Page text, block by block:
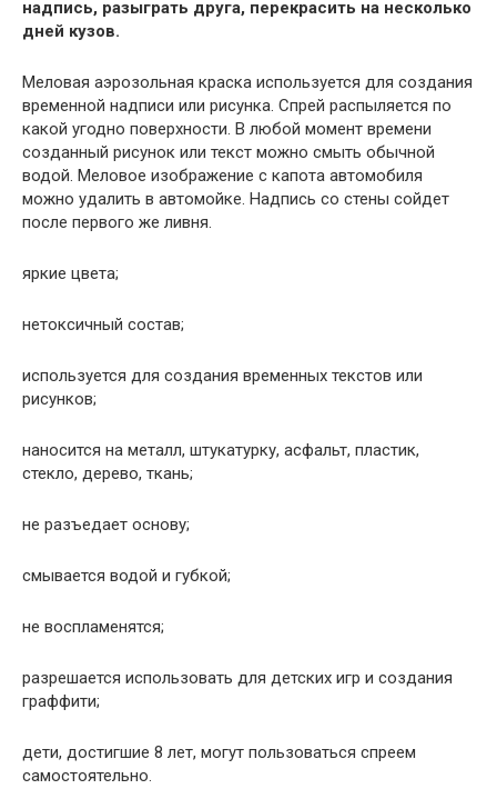
надпись, разыграть друга, перекрасить на несколько
дней кузов.
Меловая аэрозольная краска используется для создания
временной надписи или рисунка. Спрей распыляется по
какой угодно поверхности. В любой момент времени
созданный рисунок или текст можно смыть обычной
водой. Меловое изображение с капота автомобиля
можно удалить в автомойке. Надпись со стены сойдет
после первого же ливня.
яркие цвета;
нетоксичный состав;
используется для создания временных текстов или
рисунков;
наносится на металл, штукатурку, асфальт, пластик,
стекло, дерево, ткань;
не разъедает основу;
смывается водой и губкой;
не воспламенятся;
разрешается использовать для детских игр и создания
граффити;
дети, достигшие 8 лет, могут пользоваться спреем
самостоятельно.